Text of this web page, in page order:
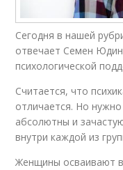
Сегодня в нашей
отвечает Семен
психологической
Считается, что
отличается. Но
абсолютны и
внутри каждой из
Женщины осваивают